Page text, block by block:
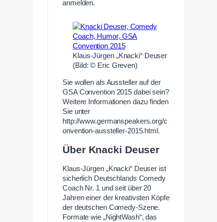
anmelden.
Klaus-Jürgen „Knacki“ Deuser
(Bild: © Eric Greven)
Sie wollen als Aussteller auf der
GSA Convention 2015 dabei sein?
Weitere Informationen dazu finden
Sie unter
http://www.germanspeakers.org/c
onvention-aussteller-2015.html.
Über Knacki Deuser
Klaus-Jürgen „Knacki“ Deuser ist
sicherlich Deutschlands Comedy
Coach Nr. 1 und seit über 20
Jahren einer der kreativsten Köpfe
der deutschen Comedy-Szene.
Formate wie „NightWash“, das